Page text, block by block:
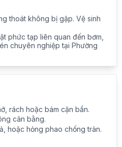
thoát không bị gập. Vệ sinh
phức tạp liên quan đến bơm,
chuyên nghiệp tại Phường
rách hoặc bám cặn bẩn.
cân bằng.
hoặc hỏng phao chống tràn.